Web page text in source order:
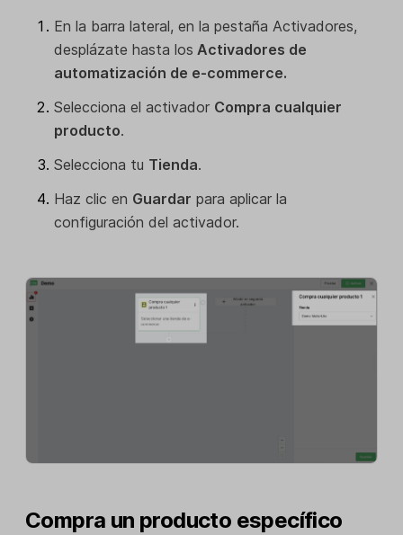
En la barra lateral, en la pestaña Activadores,
desplázate hasta los Activadores de
automatización de e-commerce.
Selecciona el activador Compra cualquier
producto.
Selecciona tu Tienda.
Haz clic en Guardar para aplicar la
configuración del activador.
Compra un producto específico